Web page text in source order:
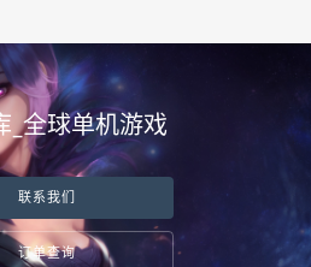
_全球单机游戏
联系我们
订单查询